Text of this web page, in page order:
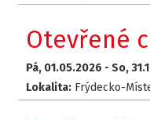
Otevřené
Pá, 01.05.2026 -So,
Lokalita: Frýdecko-